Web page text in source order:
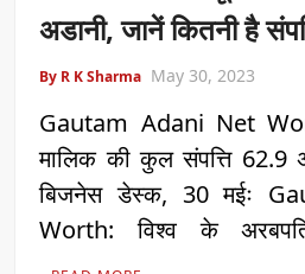
अडानी, जानें कितनी है
By R K Sharma May 30, 2023
Gautam Adani Net
मालिक की कुल संपत्ति 62.9
बिजनेस डेस्क, 30 मईः
Worth: विश्व के